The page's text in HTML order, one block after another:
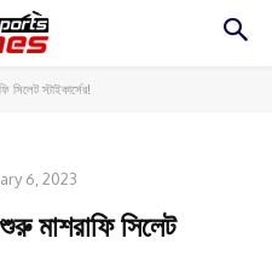
সিলেট স্টাইকার্সের!
6, 2023
মাশরাফি সিলেট